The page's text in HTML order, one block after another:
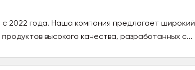
с 2022 года. Наша компания предлагает широкий
высокого качества, разработанных с...